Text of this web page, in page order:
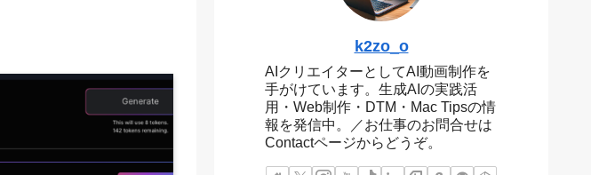
k2zo_o
AIクリエイターとしてAI動画制作を
手がけています。生成AIの実践活
用・Web制作・DTM・Mac Tipsの情
報を発信中。／お仕事のお問合せは
Contactページからどうぞ。